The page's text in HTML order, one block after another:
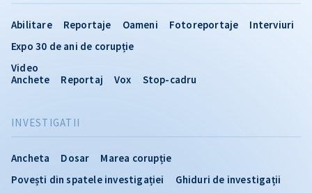
INVESTIGATII
Ancheta Dosar
Marea corupție
Povești din spatele investigației
Ghiduri de investigații
Abilitare Reportaje Oameni Fotoreportaje
Interviuri
Expo 30 de ani de corupție
Video
Anchete
Reportaj Vox Stop-cadru